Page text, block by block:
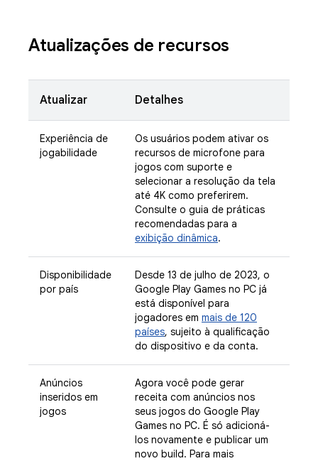
Atualizações de recursos
Atualizar Detalhes
Experiência de
jogabilidade
Os usuários podem ativar os
recursos de microfone para
jogos com suporte e
selecionar a resolução da tela
até 4K como preferirem.
Consulte o guia de práticas
recomendadas para a
exibição dinâmica.
Disponibilidade
por país
Desde 13 de julho de 2023, o
Google Play Games no PC já
está disponível para
jogadores em mais de 120
países, sujeito à qualificação
do dispositivo e da conta.
Anúncios
inseridos em
jogos
Agora você pode gerar
receita com anúncios nos
seus jogos do Google Play
Games no PC. É só adicioná-
los novamente e publicar um
novo build. Para mais